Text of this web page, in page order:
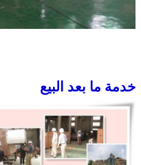
خدمة ما بعد البيع